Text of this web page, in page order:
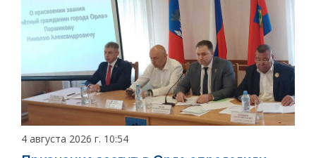
4 августа 2026 г. 10:54